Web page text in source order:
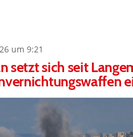
um 9:21
setzt sich seit